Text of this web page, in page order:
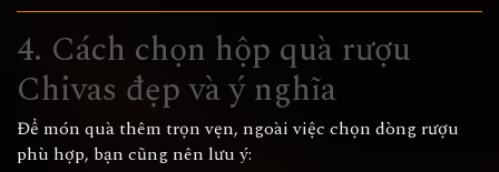
4. Cách chọn hộp quà rượu
Chivas đẹp và ý nghĩa
Để món quà thêm trọn vẹn, ngoài việc chọn dòng rượu
phù hợp, bạn cũng nên lưu ý: